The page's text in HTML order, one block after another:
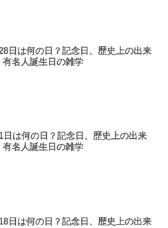
日は何の日？記念日、歴史上の出来
有名人誕生日の雑学
日は何の日？記念日、歴史上の出来
有名人誕生日の雑学
日は何の日？記念日、歴史上の出来